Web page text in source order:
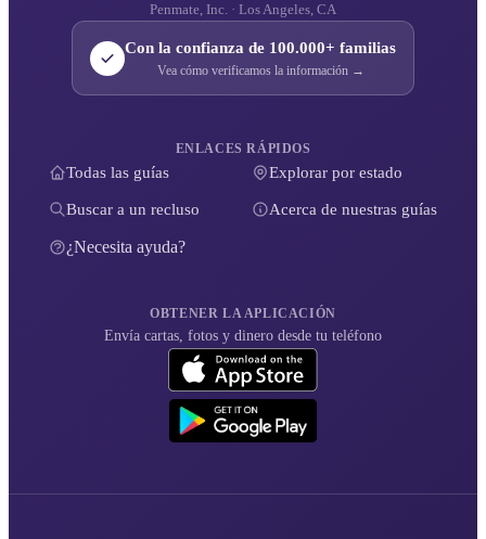
Penmate, Inc. · Los Angeles, CA
Con la confianza de 100.000+ familias
Vea cómo verificamos la información →
ENLACES RÁPIDOS
Todas las guías Explorar por estado
Buscar a un recluso Acerca de nuestras guías
¿Necesita ayuda?
OBTENER LA APLICACIÓN
Envía cartas, fotos y dinero desde tu teléfono